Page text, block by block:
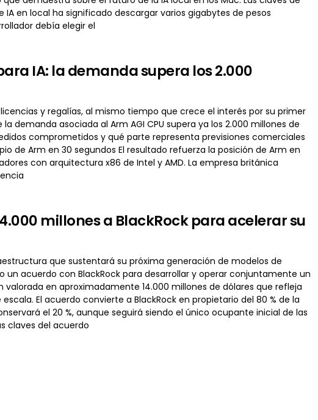
en local ha significado descargar varios gigabytes de pesos
debía elegir el
IA: la demanda supera los 2.000
y regalías, al mismo tiempo que crece el interés por su primer
demanda asociada al Arm AGI CPU supera ya los 2.000 millones de
comprometidos y qué parte representa previsiones comerciales
de Arm en 30 segundos El resultado refuerza la posición de Arm en
con arquitectura x86 de Intel y AMD. La empresa británica
millones a BlackRock para acelerar su
que sustentará su próxima generación de modelos de
acuerdo con BlackRock para desarrollar y operar conjuntamente un
en aproximadamente 14.000 millones de dólares que refleja
El acuerdo convierte a BlackRock en propietario del 80 % de la
el 20 %, aunque seguirá siendo el único ocupante inicial de las
claves del acuerdo